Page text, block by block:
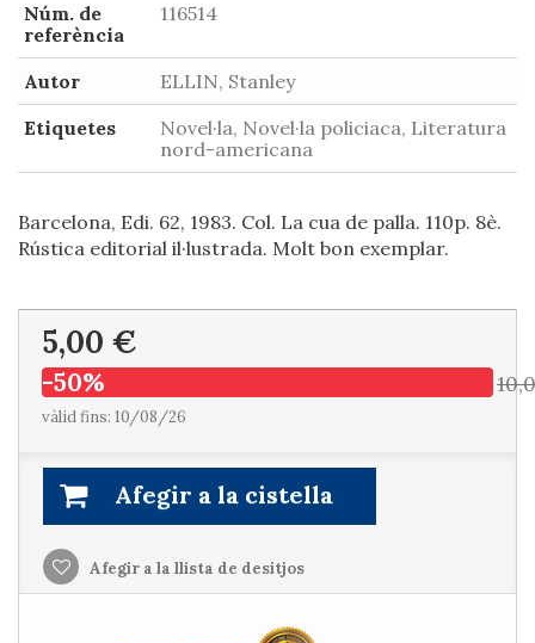
Núm. de
referència
116514
Autor
ELLIN, Stanley
Etiquetes
Novel·la, Novel·la policiaca, Literatura
nord-americana
Barcelona, Edi. 62, 1983. Col. La cua de palla. 110p. 8è.
Rústica editorial il·lustrada. Molt bon exemplar.
5,00 €
-50%
vàlid fins: 10/08/26
Afegir a la cistella
Afegir a la llista de desitjos